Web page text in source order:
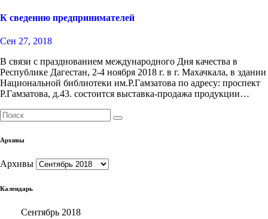
К сведению предпринимателей
Сен 27, 2018
В связи с празднованием международного Дня качества в
Республике Дагестан, 2-4 ноября 2018 г. в г. Махачкала, в здании
Национальной библиотеки им.Р.Гамзатова по адресу: проспект
Р.Гамзатова, д.43. состоится выставка-продажа продукции…
Архивы
Архивы
Календарь
Сентябрь 2018